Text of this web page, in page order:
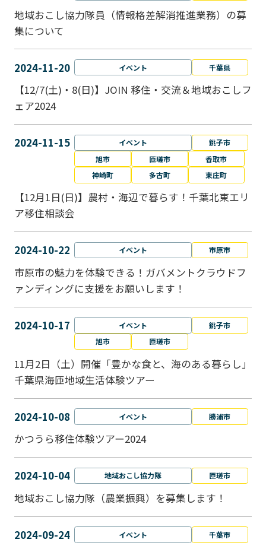
地域おこし協力隊員（情報格差解消推進業務）の募
集について
2024-11-20 イベント 千葉県
【12/7(土)・8(日)】JOIN 移住・交流＆地域おこしフ
ェア2024
2024-11-15 イベント
銚子市
旭市
匝瑳市
香取市
神崎町
多古町 東庄町
【12月1日(日)】農村・海辺で暮らす！千葉北東エリ
ア移住相談会
2024-10-22 イベント 市原市
市原市の魅力を体験できる！ガバメントクラウドフ
ァンディングに支援をお願いします！
2024-10-17 イベント
銚子市
旭市
匝瑳市
11月2日（土）開催「豊かな食と、海のある暮らし」
千葉県海匝地域生活体験ツアー
2024-10-08 イベント 勝浦市
かつうら移住体験ツアー2024
2024-10-04 地域おこし協力隊 匝瑳市
地域おこし協⼒隊（農業振興）を募集します！
2024-09-24 イベント 千葉市